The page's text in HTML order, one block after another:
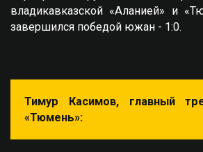
владикавказской «Аланией» и
завершился победой южан - 1:0.
Тимур Касимов, главный
«Тюмень»: